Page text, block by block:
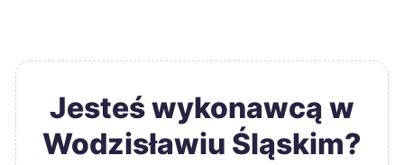
Jesteś wykonawcą w
Wodzisławiu Śląskim?